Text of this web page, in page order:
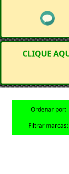
CLIQUE
Ordenar por:
Filtrar marcas: